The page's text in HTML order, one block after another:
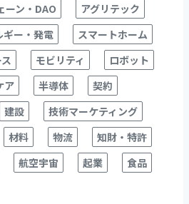
ーン・DAO
アグリテック
ギー・発電
スマートホーム
モビリティ
ロボット
ア
半導体
契約
建設
技術マーケティング
材料 物流
知財・特許
航空宇宙 起業 食品